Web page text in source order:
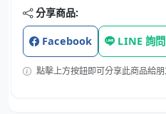
分享商品:
Facebook LINE 詢問
點擊上方按鈕即可分享此商品給